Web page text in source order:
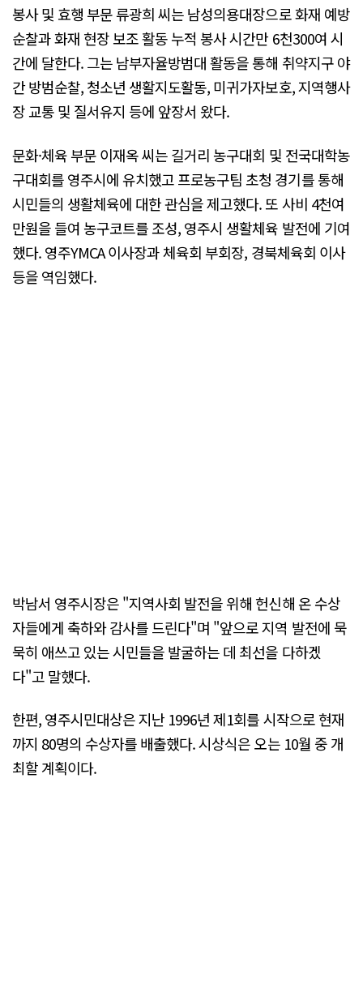
봉사 및 효행 부문 류광희 씨는 남성의용대장으로 화재 예방
순찰과 화재 현장 보조 활동 누적 봉사 시간만 6천300여 시
간에 달한다. 그는 남부자율방범대 활동을 통해 취약지구 야
간 방범순찰, 청소년 생활지도활동, 미귀가자보호, 지역행사
장 교통 및 질서유지 등에 앞장서 왔다.
문화·체육 부문 이재옥 씨는 길거리 농구대회 및 전국대학농
구대회를 영주시에 유치했고 프로농구팀 초청 경기를 통해
시민들의 생활체육에 대한 관심을 제고했다. 또 사비 4천여
만원을 들여 농구코트를 조성, 영주시 생활체육 발전에 기여
했다. 영주YMCA 이사장과 체육회 부회장, 경북체육회 이사
등을 역임했다.
박남서 영주시장은 "지역사회 발전을 위해 헌신해 온 수상
자들에게 축하와 감사를 드린다"며 "앞으로 지역 발전에 묵
묵히 애쓰고 있는 시민들을 발굴하는 데 최선을 다하겠
다"고 말했다.
한편, 영주시민대상은 지난 1996년 제1회를 시작으로 현재
까지 80명의 수상자를 배출했다. 시상식은 오는 10월 중 개
최할 계획이다.